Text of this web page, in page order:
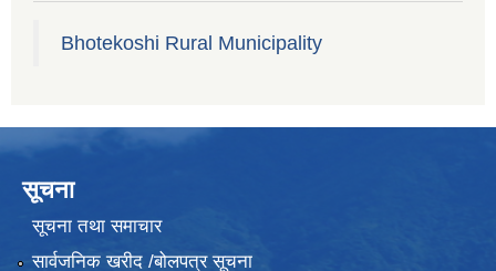
Bhotekoshi Rural Municipality
सूचना
सूचना तथा समाचार
सार्वजनिक खरीद /बोलपत्र सूचना